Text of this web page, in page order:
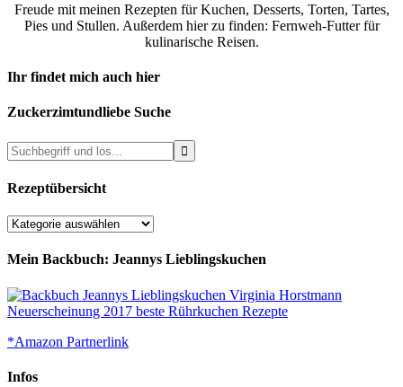
Freude mit meinen Rezepten für Kuchen, Desserts, Torten, Tartes,
Pies und Stullen. Außerdem hier zu finden: Fernweh-Futter für
kulinarische Reisen.
Ihr findet mich auch hier
Zuckerzimtundliebe Suche
Rezeptübersicht
Rezeptübersicht
Mein Backbuch: Jeannys Lieblingskuchen
*Amazon Partnerlink
Infos